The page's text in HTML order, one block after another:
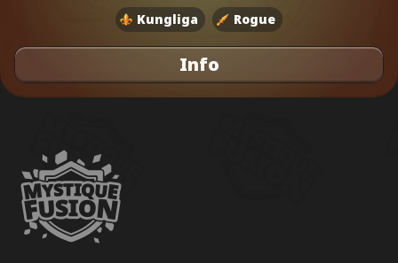
Kungliga Rogue
Info